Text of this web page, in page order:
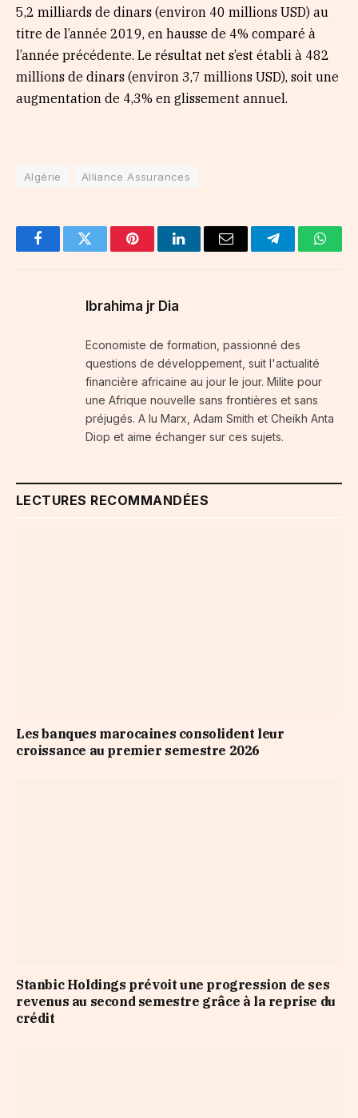
5,2 milliards de dinars (environ 40 millions USD) au
titre de l’année 2019, en hausse de 4% comparé à
l’année précédente. Le résultat net s’est établi à 482
millions de dinars (environ 3,7 millions USD), soit une
augmentation de 4,3% en glissement annuel.
Algérie Alliance Assurances
FacebookTwitter PinterestLinkedInEmail Telegram
Ibrahima jr Dia
Economiste de formation, passionné des
questions de développement, suit l'actualité
financière africaine au jour le jour. Milite pour
une Afrique nouvelle sans frontières et sans
préjugés. A lu Marx, Adam Smith et Cheikh Anta
Diop et aime échanger sur ces sujets.
LECTURES RECOMMANDÉES
Les banques marocaines consolident leur
croissance au premier semestre 2026
Stanbic Holdings prévoit une progression de ses
revenus au second semestre grâce à la reprise du
crédit